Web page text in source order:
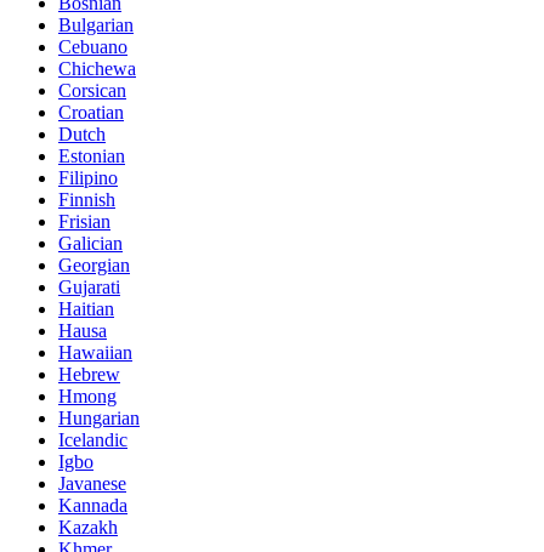
Bulgarian
Cebuano
Chichewa
Corsican
Croatian
Dutch
Estonian
Filipino
Finnish
Frisian
Galician
Georgian
Gujarati
Haitian
Hausa
Hawaiian
Hebrew
Hmong
Hungarian
Icelandic
Igbo
Javanese
Kannada
Kazakh